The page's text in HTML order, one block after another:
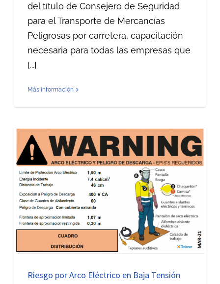
del título de Consejero de Seguridad
para el Transporte de Mercancías
Peligrosas por carretera, capacitación
necesaria para todas las empresas que
[...]
Más información
Riesgo por Arco Eléctrico en Baja Tensión